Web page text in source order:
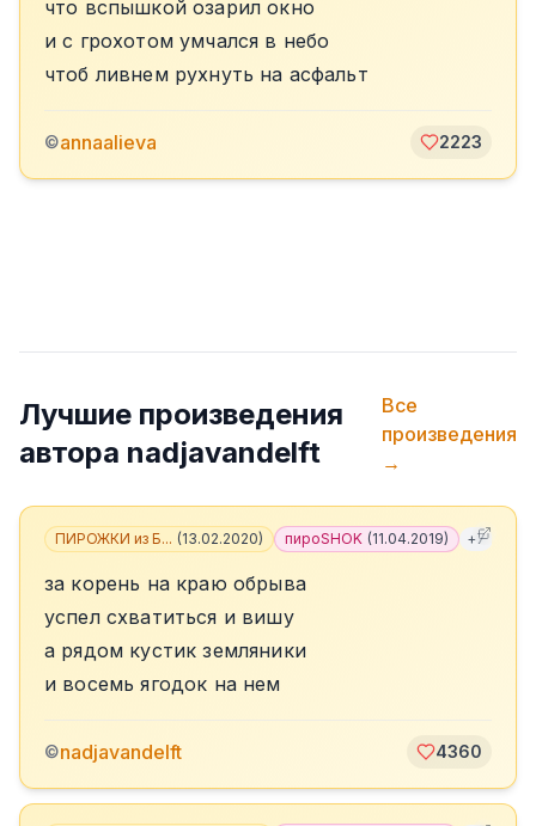
что вспышкой озарил окно
и с грохотом умчался в небо
чтоб ливнем рухнуть на асфальт
©annaalieva 2223
Лучшие произведения
автора nadjavandelft
Все
произведения
→
ПИРОЖКИ из Б... (13.02.2020) пироSHOK (11.04.2019) +7
за корень на краю обрыва
успел схватиться и вишу
а рядом кустик земляники
и восемь ягодок на нем
©nadjavandelft 4360